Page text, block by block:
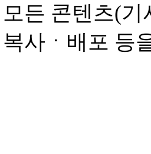
든 콘텐츠(
사ㆍ배포 등